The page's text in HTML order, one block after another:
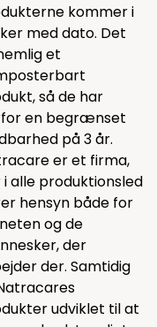
kommer i
med dato. Det
et
så de har
en begrænset
på 3 år.
er et firma,
i alle produktionsled
hensyn både for
og de
der
der. Samtidig
udviklet til at